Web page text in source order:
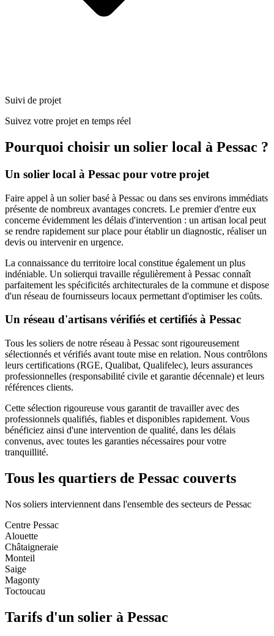
Suivi de projet
Suivez votre projet en temps réel
Pourquoi choisir un solier local à Pessac ?
Un solier local à Pessac pour votre projet
Faire appel à un solierbasé à Pessac ou dans ses environs immédiats
présente de nombreux avantages concrets. Le premier d'entre eux
concerne évidemment les délais d'intervention : un artisan local peut
se rendre rapidement sur place pour établir un diagnostic, réaliser un
devis ou intervenir en urgence.
La connaissance du territoire local constitue également un plus
indéniable. Un solierqui travaille régulièrement à Pessac connaît
parfaitement les spécificités architecturales de la commune et dispose
d'un réseau de fournisseurs locaux permettant d'optimiser les coûts.
Un réseau d'artisans vérifiés et certifiés à Pessac
Tous les soliers de notre réseau à Pessac sont rigoureusement
sélectionnés et vérifiés avant toute mise en relation. Nous contrôlons
leurs certifications (RGE, Qualibat, Qualifelec), leurs assurances
professionnelles (responsabilité civile et garantie décennale) et leurs
références clients.
Cette sélection rigoureuse vous garantit de travailler avec des
professionnels qualifiés, fiables et disponibles rapidement. Vous
bénéficiez ainsi d'une intervention de qualité, dans les délais
convenus, avec toutes les garanties nécessaires pour votre
tranquillité.
Tous les quartiers de Pessac couverts
Nos soliers interviennent dans l'ensemble des secteurs de Pessac
Centre Pessac
Alouette
Châtaigneraie
Monteil
Saige
Magonty
Toctoucau
Tarifs d'un solier à Pessac